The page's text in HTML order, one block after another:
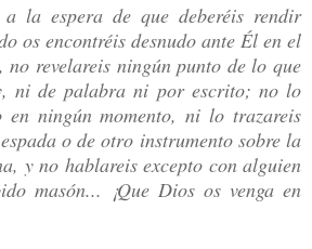
la espera de que deberéis rendir
os encontréis desnudo ante Él en el
revelareis ningún punto de lo que
ni de palabra ni por escrito; no lo
en ningún momento, ni lo trazareis
o de otro instrumento sobre la
y no hablareis excepto con alguien
masón... ¡Que Dios os venga en